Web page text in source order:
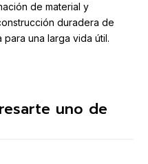
de material y
duradera de
una larga vida útil.
uno de